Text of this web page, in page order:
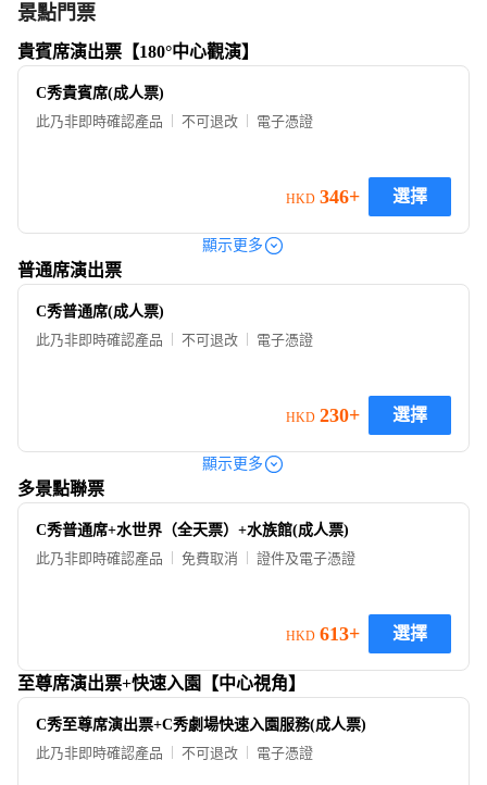
景點門票
貴賓席演出票【180°中心觀演】
C秀貴賓席(成人票)
此乃非即時確認產品
不可退改 電子憑證
HKD 346+ 選擇
顯示更多
普通席演出票
C秀普通席(成人票)
此乃非即時確認產品
不可退改 電子憑證
HKD 230+ 選擇
顯示更多
多景點聯票
C秀普通席+水世界（全天票）+水族館(成人票)
此乃非即時確認產品
免費取消 證件及電子憑證
HKD 613+ 選擇
至尊席演出票+快速入園【中心視角】
C秀至尊席演出票+C秀劇場快速入園服務(成人票)
此乃非即時確認產品
不可退改 電子憑證